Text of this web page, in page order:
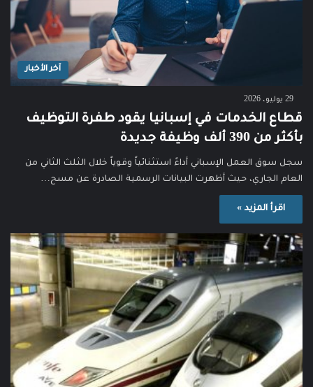
آخر الأخبار
29 يوليو، 2026
قطاع الخدمات في إسبانيا يقود طفرة التوظيف
بأكثر من 390 ألف وظيفة جديدة
سجل سوق العمل الإسباني أداءً استثنائياً وقوياً خلال الثلث الثاني من
العام الجاري، حيث أظهرت البيانات الرسمية الصادرة عن مسح…
اقرأ المزيد »